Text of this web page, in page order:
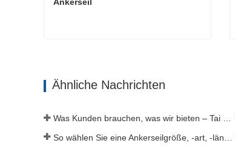
Ähnliche Nachrichten
Was Kunden brauchen, was wir bieten – Tai an Rope Ltd